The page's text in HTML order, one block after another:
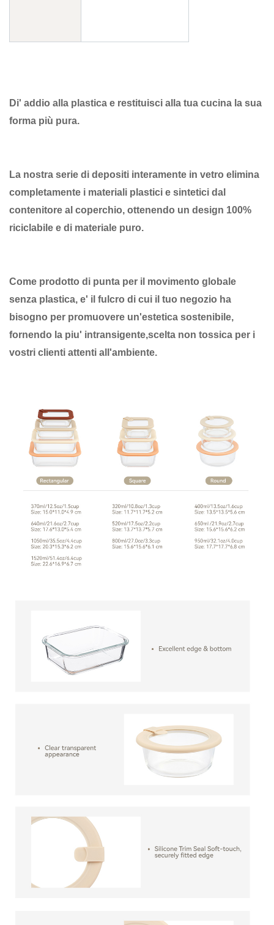
Di' addio alla plastica e restituisci alla tua cucina la sua
forma più pura.
La nostra serie di depositi interamente in vetro elimina
completamente i materiali plastici e sintetici dal
contenitore al coperchio, ottenendo un design 100%
riciclabile e di materiale puro.
Come prodotto di punta per il movimento globale
senza plastica, e' il fulcro di cui il tuo negozio ha
bisogno per promuovere un'estetica sostenibile,
fornendo la piu' intransigente,scelta non tossica per i
vostri clienti attenti all'ambiente.